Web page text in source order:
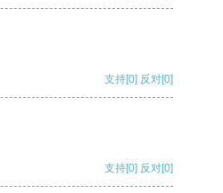
支持[0] 反对[0]
支持[0] 反对[0]